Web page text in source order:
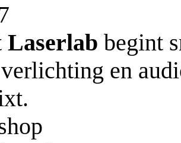
Laserlab begint
en